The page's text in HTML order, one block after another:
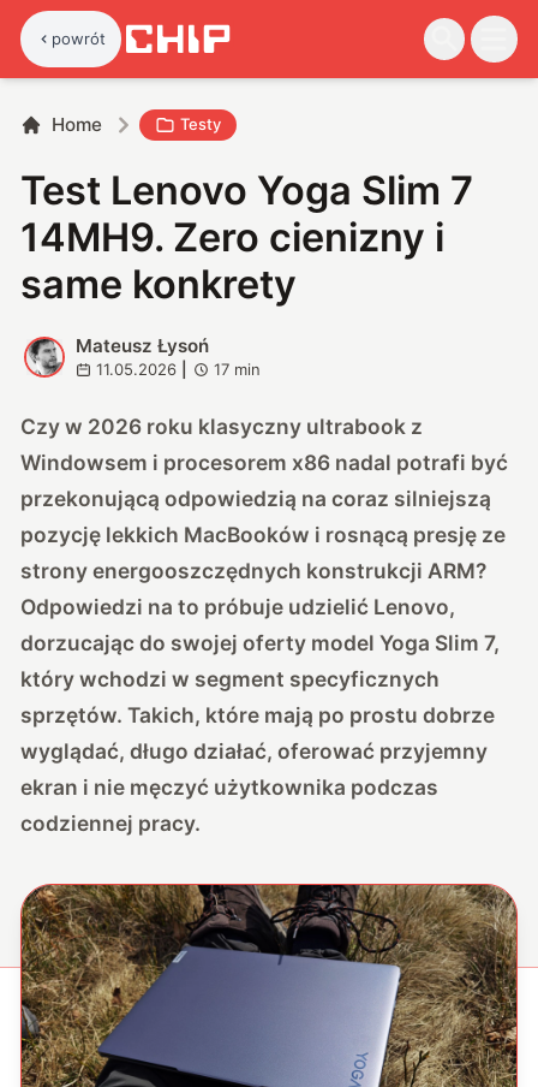
powrót
Home Testy
Test Lenovo Yoga Slim 7
14MH9. Zero cienizny i
same konkrety
M
Mateusz Łysoń
11.05.2026 17 min
Czy w 2026 roku klasyczny ultrabook z
Windowsem i procesorem x86 nadal potrafi być
przekonującą odpowiedzią na coraz silniejszą
pozycję lekkich MacBooków i rosnącą presję ze
strony energooszczędnych konstrukcji ARM?
Odpowiedzi na to próbuje udzielić Lenovo,
dorzucając do swojej oferty model Yoga Slim 7,
który wchodzi w segment specyficznych
sprzętów. Takich, które mają po prostu dobrze
wyglądać, długo działać, oferować przyjemny
ekran i nie męczyć użytkownika podczas
codziennej pracy.